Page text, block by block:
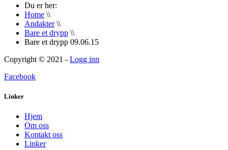
Du er her:
Home \\
Andakter \\
Bare et drypp \\
Bare et drypp 09.06.15
Copyright © 2021 - Logg inn
Facebook
Linker
Hjem
Om oss
Kontakt oss
Linker